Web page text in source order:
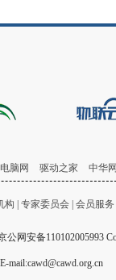
脑网 驱动之家 中华
构 专家委员会 会员服务
公网安备110102005993